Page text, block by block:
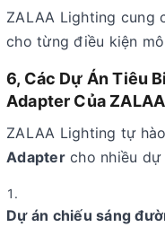
ZALAA Lighting cung
cho từng điều kiện
6, Các Dự Án Tiêu
Adapter Của
ZALAA Lighting tự
Adaptercho nhiều dự
Dự án chiếu sáng